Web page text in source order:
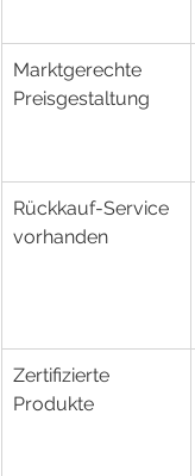
Marktgerechte
Preisgestaltung
Rückkauf-Service
vorhanden
Zertifizierte
Produkte